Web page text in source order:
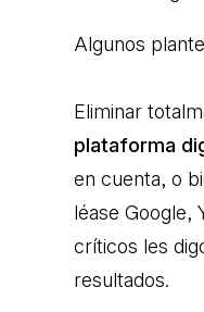
Algunos
Eliminar
plataforma
en cuenta, o
léase Google,
críticos les
resultados.